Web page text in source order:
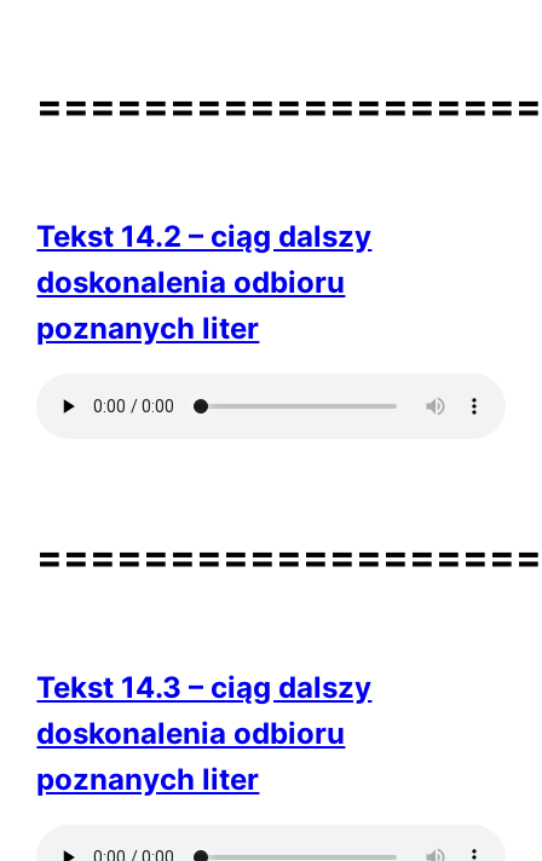
Tekst 14.2 – ciąg dalszy
doskonalenia odbioru
poznanych liter
Tekst 14.3 – ciąg dalszy
doskonalenia odbioru
poznanych liter